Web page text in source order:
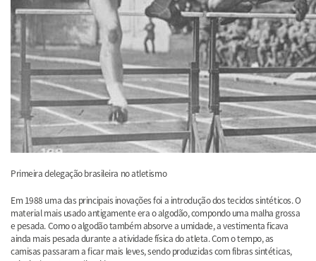
Primeira delegação brasileira no atletismo
Em 1988 uma das principais inovações foi a introdução dos tecidos sintéticos. O
material mais usado antigamente era o algodão, compondo uma malha grossa
e pesada. Como o algodão também absorve a umidade, a vestimenta ficava
ainda mais pesada durante a atividade física do atleta. Com o tempo, as
camisas passaram a ficar mais leves, sendo produzidas com fibras sintéticas,